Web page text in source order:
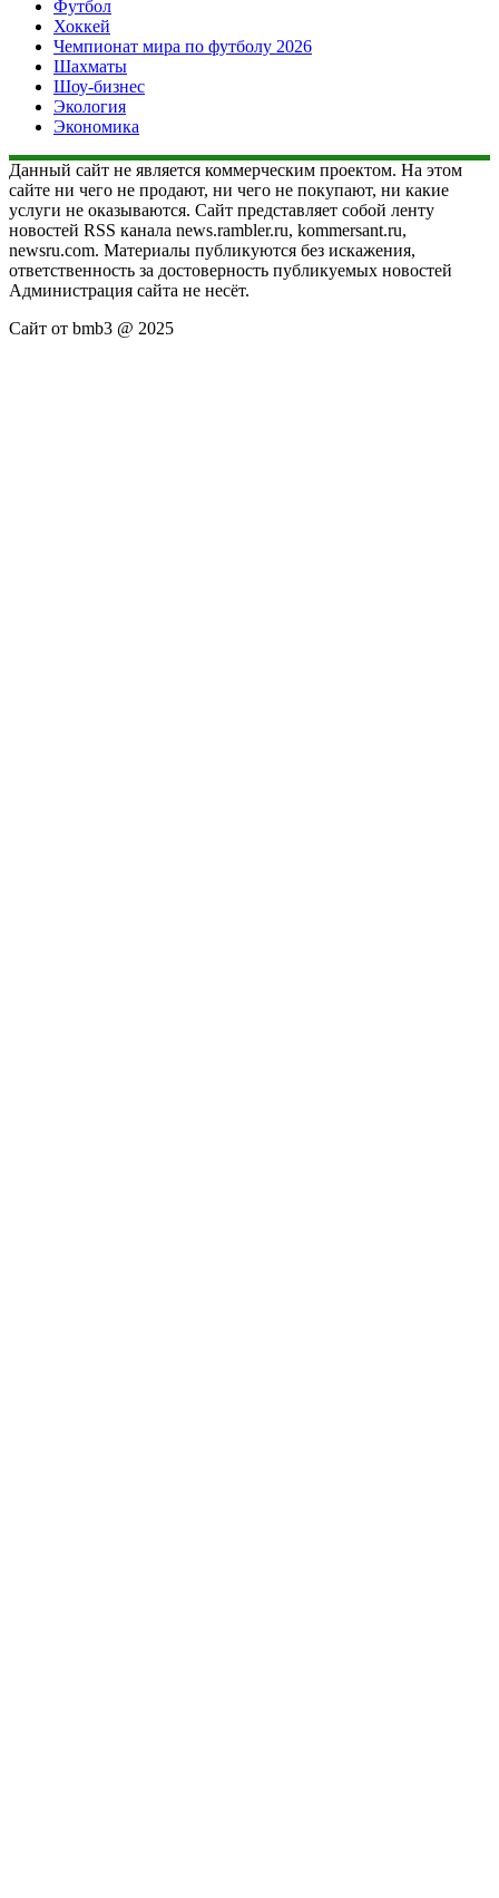
Футбол
Хоккей
Чемпионат мира по футболу 2026
Шахматы
Шоу-бизнес
Экология
Экономика
Данный сайт не является коммерческим проектом. На этом
сайте ни чего не продают, ни чего не покупают, ни какие
услуги не оказываются. Сайт представляет собой ленту
новостей RSS канала news.rambler.ru, kommersant.ru,
newsru.com. Материалы публикуются без искажения,
ответственность за достоверность публикуемых новостей
Администрация сайта не несёт.
Сайт от bmb3 @ 2025